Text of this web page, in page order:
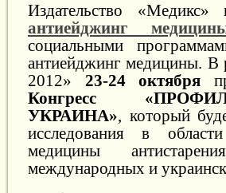
Издательство
антиейджинг
социальными
антиейджинг медицины. В
2012» 23-24 октября
Конгресс
УКРАИНА», который
исследования в
медицины
международных и